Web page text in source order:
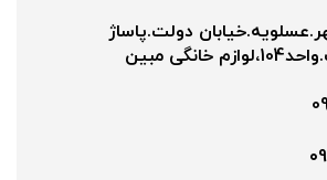
دولت.پاساژ
مبین